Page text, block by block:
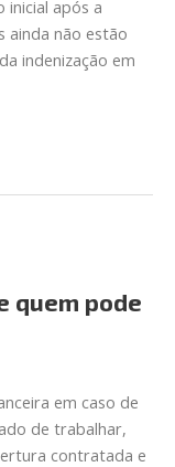
inicial após a
ainda não estão
indenização em
quem pode
em caso de
de trabalhar,
contratada e